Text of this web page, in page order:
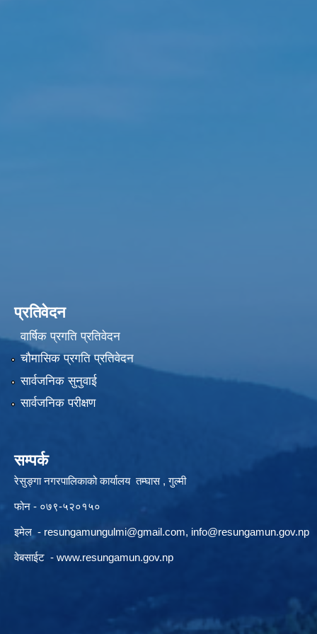
प्रतिवेदन
वार्षिक प्रगति प्रतिवेदन
चौमासिक प्रगति प्रतिवेदन
सार्वजनिक सुनुवाई
सार्वजनिक परीक्षण
सम्पर्क
रेसुङ्गा नगरपालिकाको कार्यालय तम्घास , गुल्मी
फोन - ०७९-५२०१५०
इमेल - resungamungulmi@gmail.com, info@resungamun.gov.np
वेबसाईट - www.resungamun.gov.np